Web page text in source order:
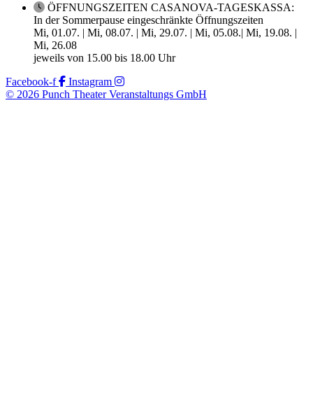
ÖFFNUNGSZEITEN CASANOVA-TAGESKASSA:
In der Sommerpause eingeschränkte Öffnungszeiten
Mi, 01.07. | Mi, 08.07. | Mi, 29.07. | Mi, 05.08.| Mi, 19.08. |
Mi, 26.08
jeweils von 15.00 bis 18.00 Uhr
Facebook-f
Instagram
© 2026 Punch Theater Veranstaltungs GmbH